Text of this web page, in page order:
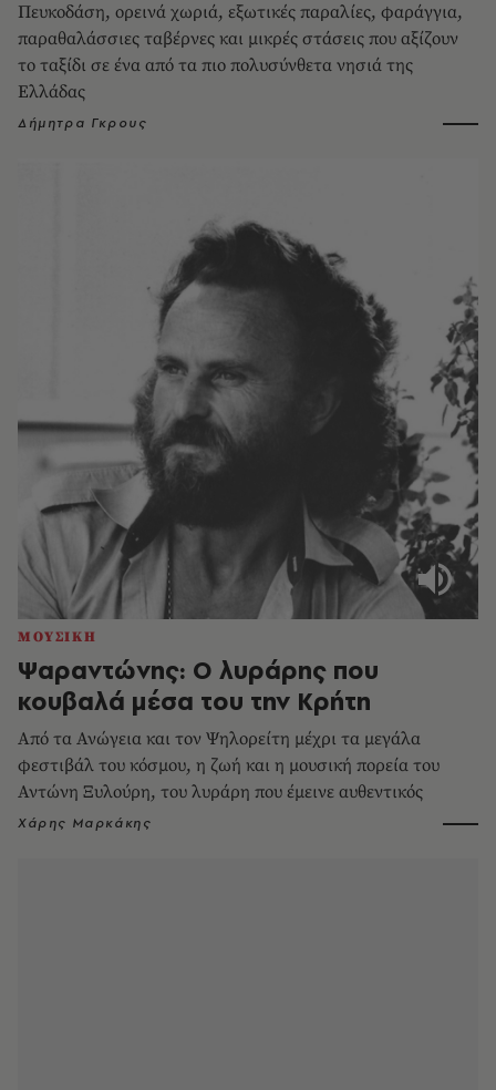
Πευκοδάση, ορεινά χωριά, εξωτικές παραλίες, φαράγγια,
παραθαλάσσιες ταβέρνες και μικρές στάσεις που αξίζουν
το ταξίδι σε ένα από τα πιο πολυσύνθετα νησιά της
Ελλάδας
Δήμητρα Γκρους
ΜΟΥΣΙΚΗ
Ψαραντώνης: Ο λυράρης που
κουβαλά μέσα του την Κρήτη
Από τα Ανώγεια και τον Ψηλορείτη μέχρι τα μεγάλα
φεστιβάλ του κόσμου, η ζωή και η μουσική πορεία του
Αντώνη Ξυλούρη, του λυράρη που έμεινε αυθεντικός
Χάρης Μαρκάκης